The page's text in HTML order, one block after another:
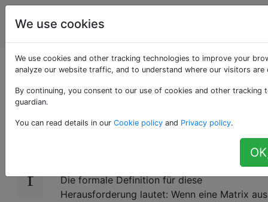
Programmierrätsel
& Code Golf
Gibt es Bergringe?
14 Herausforderung
Bestimmen Sie anhand einer Matrix positiver
Ganzzahlen, ob es "Ringe" von Bergen gibt.
Die formale Definition für diese
Herausforderung lautet: Wenn eine Matrix aus
We use cookies
We use cookies and other tracking technologies to improve your
analyze our website traffic, and to understand where our visitors are
By continuing, you consent to our use of cookies and other
guardian.
You can read details in our Cookie policy and Privacy policy.